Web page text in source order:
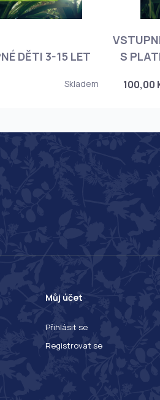
DĚTI 3-15 LET
Skladem
S
100,00
Můj účet
Přihlásit se
Registrovat se